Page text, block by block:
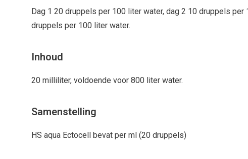
Dag 1 20 druppels per 100 liter water, dag 2 10 druppels per
druppels per 100 liter water.
Inhoud
20 milliliter, voldoende voor 800 liter water.
Samenstelling
HS aqua Ectocell bevat per ml (20 druppels)